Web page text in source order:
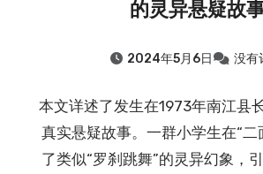
的灵异悬疑故
2024年5月6日 没有
本文详述了发生在1973年南江县
真实悬疑故事。一群小学生在“二
了类似“罗刹跳舞”的灵异幻象，